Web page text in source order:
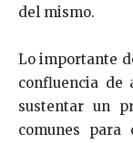
del mismo.
Lo importante
confluencia de
sustentar un
comunes